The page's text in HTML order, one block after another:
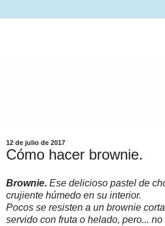
12 de julio de 2017
Cómo hacer brownie.
Brownie. Ese delicioso pastel de
crujiente húmedo en su interior.
Pocos se resisten a un brownie
servido con fruta o helado, pero...